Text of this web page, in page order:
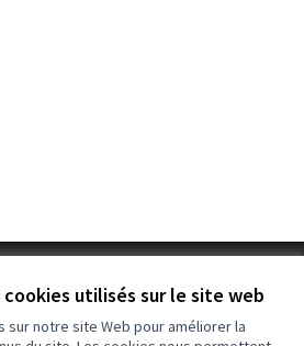
utilisés sur le site web
sur notre site Web pour améliorer la